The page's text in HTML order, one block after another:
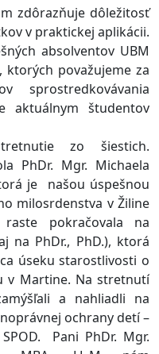
zdôrazňuje dôležitosť
v praktickej aplikácii.
absolventov UBM
ktorých považujeme za
sprostredkovávania
aktuálnym študentov
zo šiestich.
PhDr. Mgr. Michaela
je našou úspešnou
milosrdenstva v Žiline
raste pokračovala na
na PhDr., PhD.), ktorá
úseku starostlivosti o
v Martine. Na stretnutí
a nahliadli na
ochrany detí –
Pani PhDr. Mgr.